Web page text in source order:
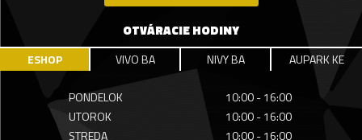
OTVÁRACIE HODINY
ESHOP VIVO BA NIVY BA AUPARK KE
PONDELOK
10:00 - 16:00
UTOROK
10:00 - 16:00
STREDA
10:00 - 16:00